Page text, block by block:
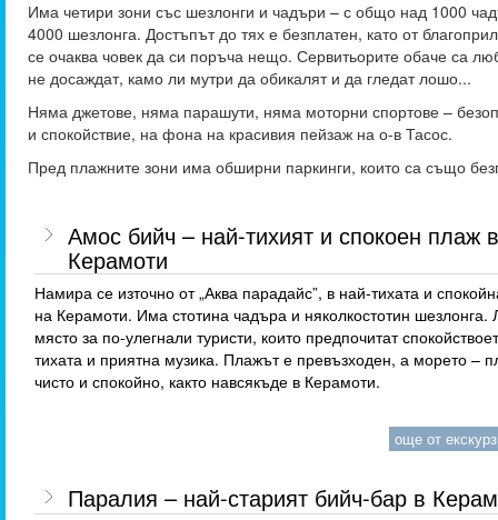
Има четири зони със шезлонги и чадъри – с общо над 1000
4000 шезлонга. Достъпът до тях е безплатен, като от
се очаква човек да си поръча нещо. Сервитьорите обаче са
не досаждат, камо ли мутри да обикалят и да гледат лошо...
Няма джетове, няма парашути, няма моторни спортове –
и спокойствие, на фона на красивия пейзаж на о-в Тасос.
Пред плажните зони има обширни паркинги, които са също
Амос бийч – най-тихият и спокоен плаж
Керамоти
Намира се източно от „Аква парадайс”, в най-тихата и
на Керамоти. Има стотина чадъра и няколкостотин
място за по-улегнали туристи, които предпочитат
тихата и приятна музика. Плажът е превъзходен, а морето –
чисто и спокойно, както навсякъде в Керамоти.
още от
Паралия – най-старият бийч-бар в